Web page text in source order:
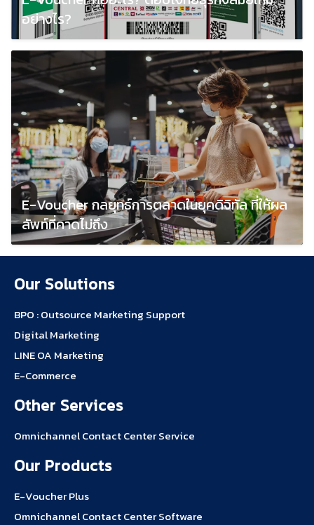
อย่างไร?
May 10, 2023
E-Voucher กลยุทธ์การตลาดในยุคดิจิทัล ที่ให้ผล
ลัพท์ที่คาดไม่ถึง
May 10, 2023
Our Solutions
BPO : Outsource Marketing Support
Digital Marketing
LINE OA Marketing
E-Commerce
Other Services
Omnichannel Contact Center Service
Our Products
E-Voucher Plus
Omnichannel Contact Center Software